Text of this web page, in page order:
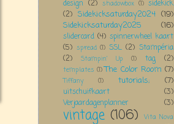
design (2) shadowbox (1) sidekick
(2) Sidekicksaturday2024 (19)
Sidekicksaturday2025
(16)
slidercard (4) spinnerwheel kaart
(5) spread (1) SSL (2) Stampéria
(2)
Stampin' Up (1) tag (2)
templates (1) The Color Room (7)
Tiffany (1) tutorials; (7)
uitschuifkaart
(3)
Verjaardagenplanner
(3)
vintage (106)
Vita Nova